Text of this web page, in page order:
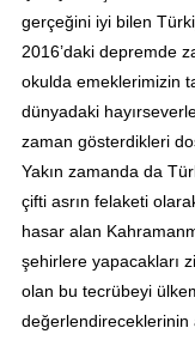
gerçeğini iyi bilen
2016’daki depremde
okulda emeklerimizin
dünyadaki
zaman gösterdikleri
Yakın zamanda da
çifti asrın felaketi
hasar alan
şehirlere yapacakları
olan bu tecrübeyi
değerlendireceklerinin